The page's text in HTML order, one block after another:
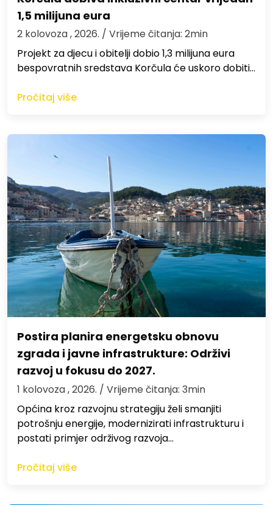
1,5 milijuna eura
2 kolovoza , 2026. / Vrijeme čitanja: 2min
Projekt za djecu i obitelji dobio 1,3 milijuna eura
bespovratnih sredstava Korčula će uskoro dobiti…
Pročitaj više
Postira planira energetsku obnovu
zgrada i javne infrastrukture: Održivi
razvoj u fokusu do 2027.
1 kolovoza , 2026. / Vrijeme čitanja: 3min
Općina kroz razvojnu strategiju želi smanjiti
potrošnju energije, modernizirati infrastrukturu i
postati primjer održivog razvoja…
Pročitaj više